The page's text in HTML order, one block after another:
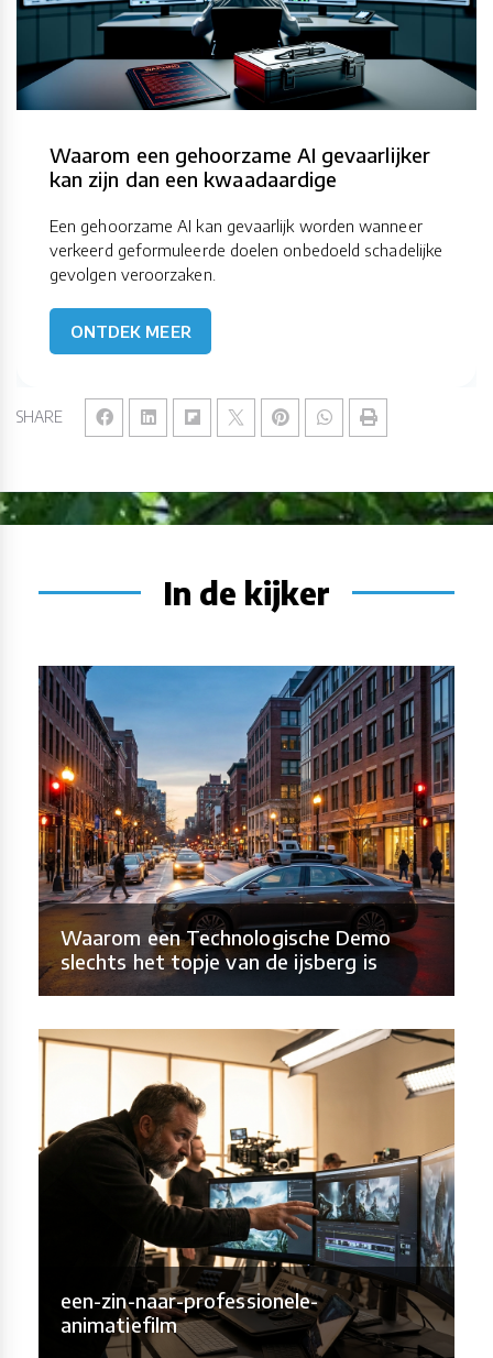
SHARE
Waarom een gehoorzame AI gevaarlijker
kan zijn dan een kwaadaardige
Een gehoorzame AI kan gevaarlijk worden wanneer
verkeerd geformuleerde doelen onbedoeld schadelijke
gevolgen veroorzaken.
ONTDEK MEER
In de kijker
Waarom een Technologische Demo
slechts het topje van de ijsberg is
een-zin-naar-professionele-
animatiefilm